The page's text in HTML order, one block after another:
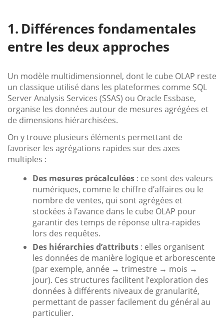
Différences fondamentales
entre les deux approches
Un modèle multidimensionnel, dont le cube OLAP reste
un classique utilisé dans les plateformes comme SQL
Server Analysis Services (SSAS) ou Oracle Essbase,
organise les données autour de mesures agrégées et
de dimensions hiérarchisées.
On y trouve plusieurs éléments permettant de
favoriser les agrégations rapides sur des axes
multiples :
Des mesures précalculées : ce sont des valeurs
numériques, comme le chiffre d’affaires ou le
nombre de ventes, qui sont agrégées et
stockées à l’avance dans le cube OLAP pour
garantir des temps de réponse ultra-rapides
lors des requêtes.
Des hiérarchies d’attributs : elles organisent
les données de manière logique et arborescente
(par exemple, année → trimestre → mois →
jour). Ces structures facilitent l’exploration des
données à différents niveaux de granularité,
permettant de passer facilement du général au
particulier.